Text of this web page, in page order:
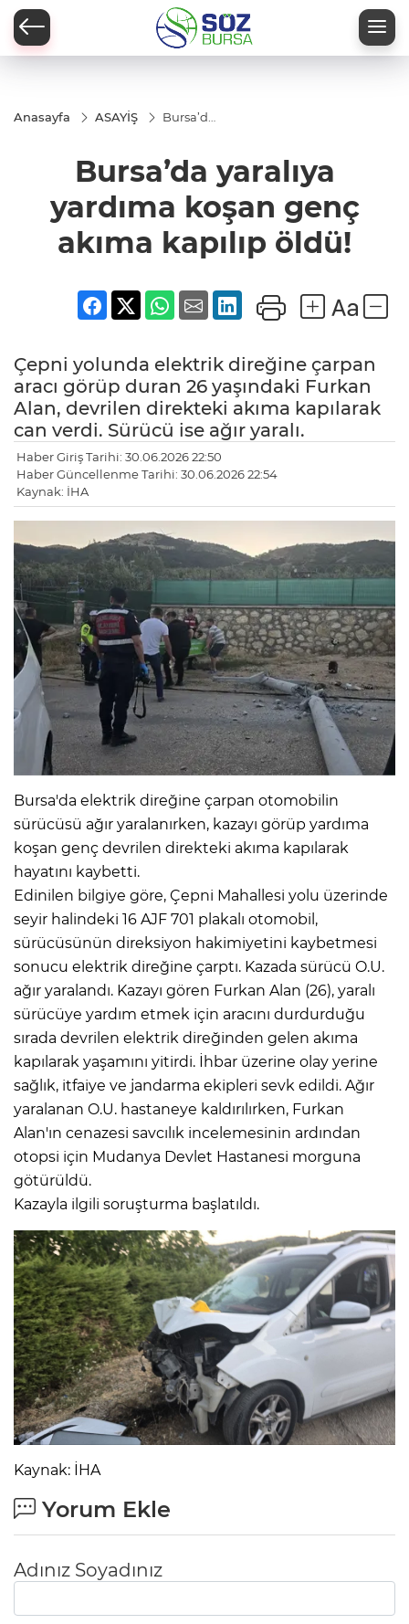
Anasayfa ASAYİŞ
Bursa’da
koşan
genç
kapılıp
öldü!
Bursa’da yaralıya
yardıma koşan genç
akıma kapılıp öldü!
Çepni yolunda elektrik direğine çarpan
aracı görüp duran 26 yaşındaki Furkan
Alan, devrilen direkteki akıma kapılarak
can verdi. Sürücü ise ağır yaralı.
Haber Giriş Tarihi: 30.06.2026 22:50
Haber Güncellenme Tarihi: 30.06.2026 22:54
Kaynak: İHA
Bursa'da elektrik direğine çarpan otomobilin
sürücüsü ağır yaralanırken, kazayı görüp yardıma
koşan genç devrilen direkteki akıma kapılarak
hayatını kaybetti.
Edinilen bilgiye göre, Çepni Mahallesi yolu üzerinde
seyir halindeki 16 AJF 701 plakalı otomobil,
sürücüsünün direksiyon hakimiyetini kaybetmesi
sonucu elektrik direğine çarptı. Kazada sürücü O.U.
ağır yaralandı. Kazayı gören Furkan Alan (26), yaralı
sürücüye yardım etmek için aracını durdurduğu
sırada devrilen elektrik direğinden gelen akıma
kapılarak yaşamını yitirdi. İhbar üzerine olay yerine
sağlık, itfaiye ve jandarma ekipleri sevk edildi. Ağır
yaralanan O.U. hastaneye kaldırılırken, Furkan
Alan'ın cenazesi savcılık incelemesinin ardından
otopsi için Mudanya Devlet Hastanesi morguna
götürüldü.
Kazayla ilgili soruşturma başlatıldı.
Kaynak: İHA
Yorum Ekle
Adınız Soyadınız